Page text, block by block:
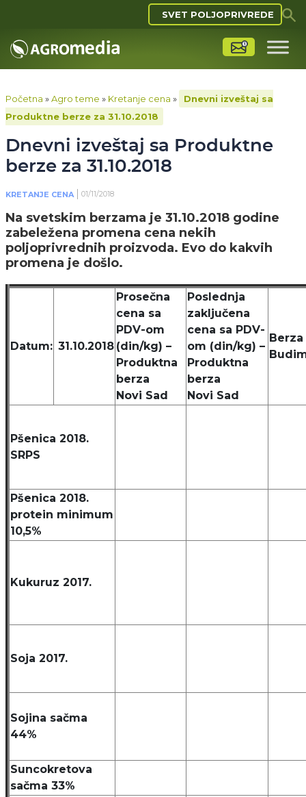
SVET POLJOPRIVREDE
Početna »Agro teme » Kretanje cena »
Dnevni izveštaj sa
Produktne berze za 31.10.2018
Dnevni izveštaj sa Produktne
berze za 31.10.2018
KRETANJE CENA 01/11/2018
Na svetskim berzama je 31.10.2018 godine
zabeležena promena cena nekih
poljoprivrednih proizvoda. Evo do kakvih
promena je došlo.
Datum: 31.10.2018
Prosečna
cena sa
PDV-om
(din/kg) –
Produktna
berza
Novi Sad
Poslednja
zaključena
cena sa PDV-
om (din/kg) –
Produktna
berza
Novi Sad
Berza
Pšenica 2018.
SRPS
Pšenica 2018.
protein minimum
10,5%
Kukuruz 2017.
Soja 2017.
Sojina sačma
44%
Suncokretova
sačma 33%